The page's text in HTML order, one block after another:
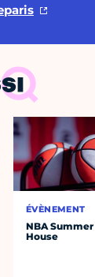
ÉVÈNEMENT
NBA Summer
House